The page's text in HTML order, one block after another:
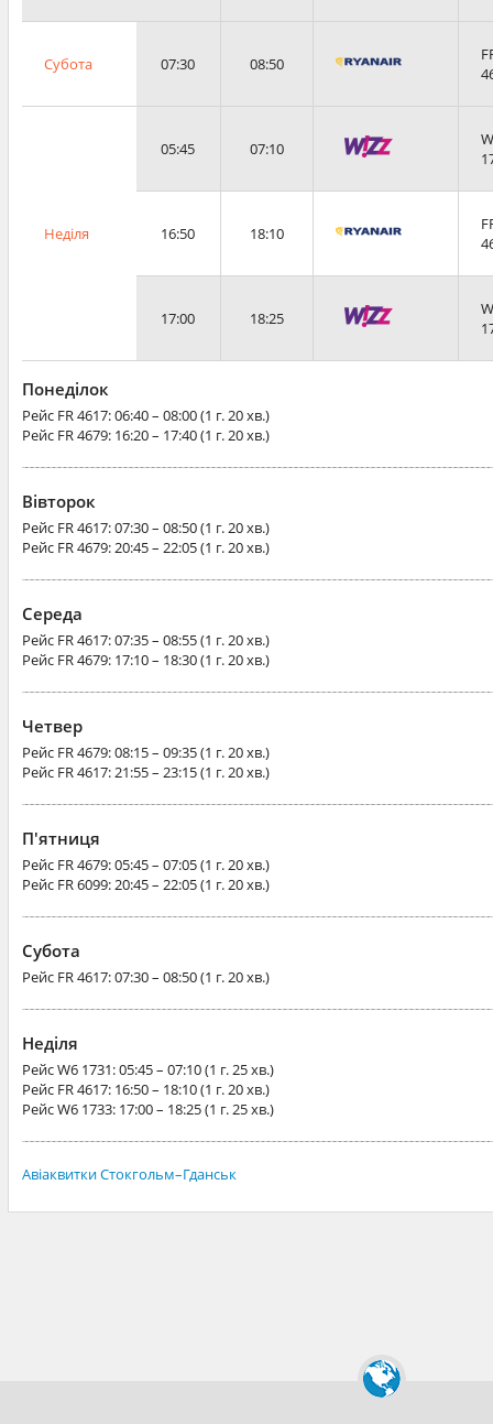
Субота 07:30 08:50
Неділя
05:45 07:10
16:50 18:10
17:00 18:25
Понеділок
Рейс FR 4617: 06:40 – 08:00 (1 г. 20 хв.)
Рейс FR 4679: 16:20 – 17:40 (1 г. 20 хв.)
Вівторок
Рейс FR 4617: 07:30 – 08:50 (1 г. 20 хв.)
Рейс FR 4679: 20:45 – 22:05 (1 г. 20 хв.)
Середа
Рейс FR 4617: 07:35 – 08:55 (1 г. 20 хв.)
Рейс FR 4679: 17:10 – 18:30 (1 г. 20 хв.)
Четвер
Рейс FR 4679: 08:15 – 09:35 (1 г. 20 хв.)
Рейс FR 4617: 21:55 – 23:15 (1 г. 20 хв.)
П'ятниця
Рейс FR 4679: 05:45 – 07:05 (1 г. 20 хв.)
Рейс FR 6099: 20:45 – 22:05 (1 г. 20 хв.)
Субота
Рейс FR 4617: 07:30 – 08:50 (1 г. 20 хв.)
Неділя
РейсW6 1731: 05:45 – 07:10 (1 г. 25 хв.)
Рейс FR 4617: 16:50 – 18:10 (1 г. 20 хв.)
РейсW6 1733: 17:00 – 18:25 (1 г. 25 хв.)
Авіаквитки Стокгольм–Гданськ